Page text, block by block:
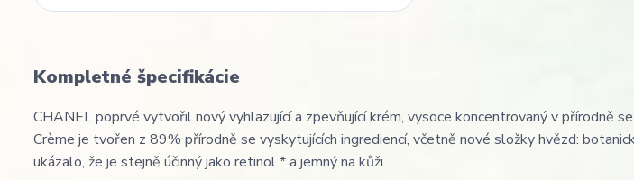
Kompletné špecifikácie
CHANEL poprvé vytvořil nový vyhlazující a zpevňující krém, vysoce koncentrovaný v přírodně
Crème je tvořen z 89% přírodně se vyskytujících ingrediencí, včetně nové složky hvězd:
ukázalo, že je stejně účinný jako retinol * a jemný na kůži.